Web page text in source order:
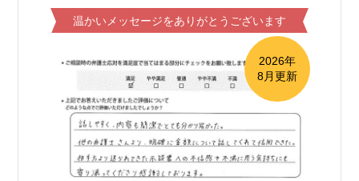
温かいメッセージをありがとうございます
2026年
8月更新